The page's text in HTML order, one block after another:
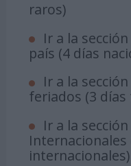
raros)
Ir a la
país (4 días
Ir a la
feriados (3
Ir a la
Internacionales
internacionales)